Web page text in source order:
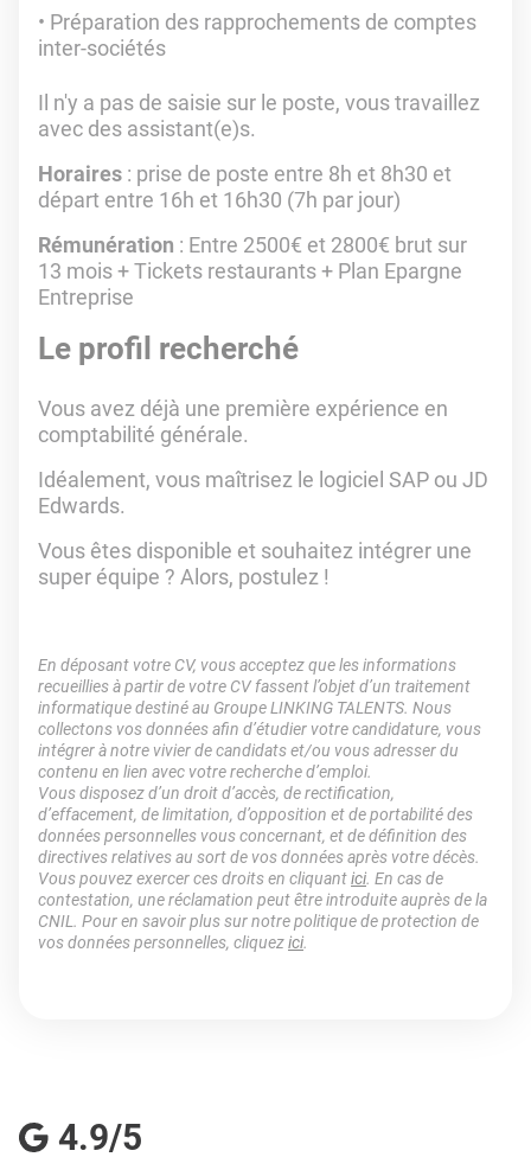
Préparation des rapprochements de comptes
inter-sociétés
Il n'y a pas de saisie sur le poste, vous travaillez
avec des assistant(e)s.
Horaires : prise de poste entre 8h et 8h30 et
départ entre 16h et 16h30 (7h par jour)
Rémunération : Entre 2500€ et 2800€ brut sur
13 mois + Tickets restaurants + Plan Epargne
Entreprise
Le profil recherché
Vous avez déjà une première expérience en
comptabilité générale.
Idéalement, vous maîtrisez le logiciel SAP ou JD
Edwards.
Vous êtes disponible et souhaitez intégrer une
super équipe ? Alors, postulez !
En déposant votre CV, vous acceptez que les informations
recueillies à partir de votre CV fassent l’objet d’un traitement
informatique destiné au Groupe LINKING TALENTS. Nous
collectons vos données afin d’étudier votre candidature, vous
intégrer à notre vivier de candidats et/ou vous adresser du
contenu en lien avec votre recherche d’emploi.
Vous disposez d’un droit d’accès, de rectification,
d’effacement, de limitation, d’opposition et de portabilité des
données personnelles vous concernant, et de définition des
directives relatives au sort de vos données après votre décès.
Vous pouvez exercer ces droits en cliquantici. En cas de
contestation, une réclamation peut être introduite auprès de la
CNIL. Pour en savoir plus sur notre politique de protection de
vos données personnelles, cliquezici.
4.9/5